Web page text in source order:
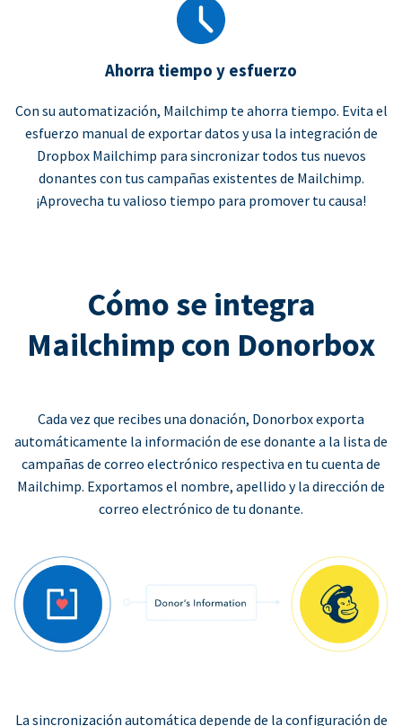
Ahorra tiempo y esfuerzo
Con su automatización, Mailchimp te ahorra tiempo. Evita el
esfuerzo manual de exportar datos y usa la integración de
Dropbox Mailchimp para sincronizar todos tus nuevos
donantes con tus campañas existentes de Mailchimp.
¡Aprovecha tu valioso tiempo para promover tu causa!
Cómo se integra
Mailchimp con Donorbox
Cada vez que recibes una donación, Donorbox exporta
automáticamente la información de ese donante a la lista de
campañas de correo electrónico respectiva en tu cuenta de
Mailchimp. Exportamos el nombre, apellido y la dirección de
correo electrónico de tu donante.
La sincronización automática depende de la configuración de